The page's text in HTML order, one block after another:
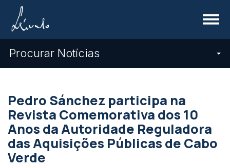
Menu
Procurar Notícias
Pedro Sánchez participa na
Revista Comemorativa dos 10
Anos da Autoridade Reguladora
das Aquisições Públicas de Cabo
Verde